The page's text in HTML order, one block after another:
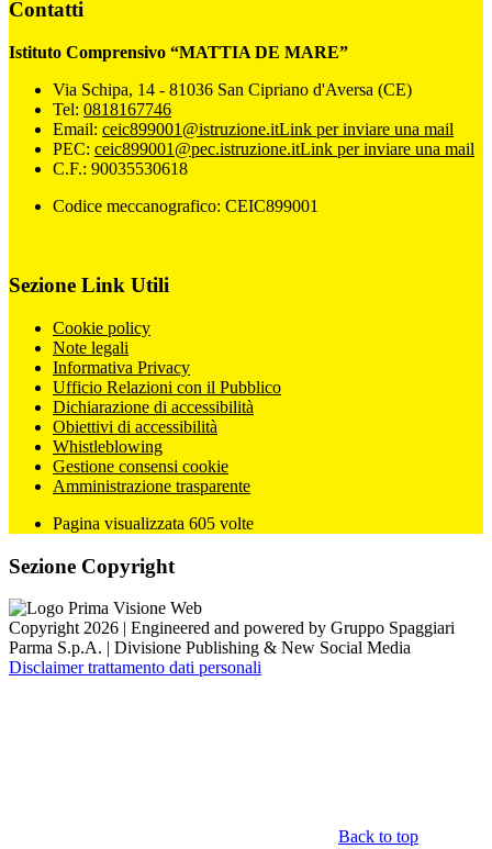
Contatti
Istituto Comprensivo “MATTIA DE MARE”
Via Schipa, 14 - 81036 San Cipriano d'Aversa (CE)
Tel: 0818167746
Email: ceic899001@istruzione.itLink per inviare una mail
PEC: ceic899001@pec.istruzione.itLink per inviare una mail
C.F.: 90035530618
Codice meccanografico: CEIC899001
Sezione Link Utili
Cookie policy
Note legali
Informativa Privacy
Ufficio Relazioni con il Pubblico
Dichiarazione di accessibilità
Obiettivi di accessibilità
Whistleblowing
Gestione consensi cookie
Amministrazione trasparente
Pagina visualizzata 605 volte
Sezione Copyright
Copyright 2026 | Engineered and powered by Gruppo Spaggiari
Parma S.p.A. | Divisione Publishing & New Social Media
Disclaimer trattamento dati personali
Back to top